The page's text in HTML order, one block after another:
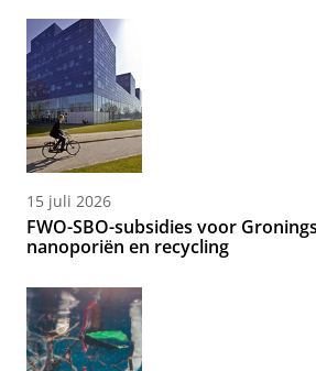
15 juli 2026
FWO-SBO-subsidies voor
nanoporiën en recycling